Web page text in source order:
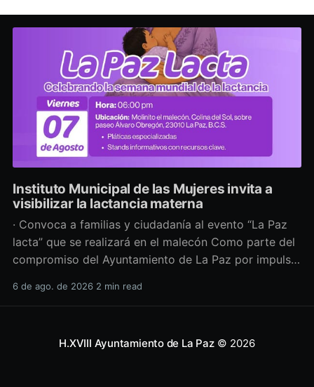
Instituto Municipal de las Mujeres invita a
visibilizar la lactancia materna
· Convoca a familias y ciudadanía al evento “La Paz
lacta” que se realizará en el malecón Como parte del
compromiso del Ayuntamiento de La Paz por impulsar
salud y los derechos de las mujeres, así como generar
6 de ago. de 2026 2 min read
H.XVIII Ayuntamiento de La Paz© 2026